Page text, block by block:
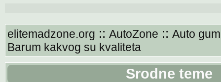
elitemadzone.org :: AutoZone :: Auto
Barum kakvog su kvaliteta
Srodne teme